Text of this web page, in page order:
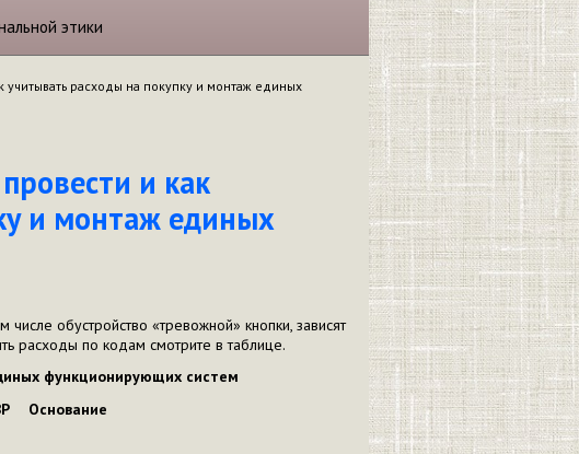
этики
расходы на покупку и монтаж единых
и как
и монтаж единых
обустройство «тревожной» кнопки, зависят
расходы по кодам смотрите в таблице.
функционирующих систем
Основание